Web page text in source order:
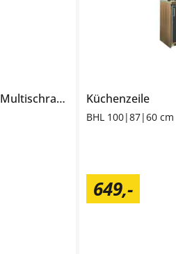
Multischrank-System Küchenzeile
BHL 100|87|60 cm
649,-